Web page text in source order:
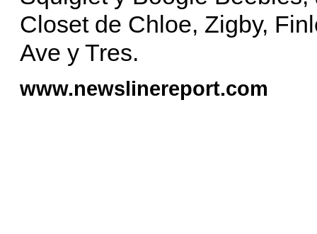
Closet de Chloe, Zigby,
Ave y Tres.
www.newslinereport.com